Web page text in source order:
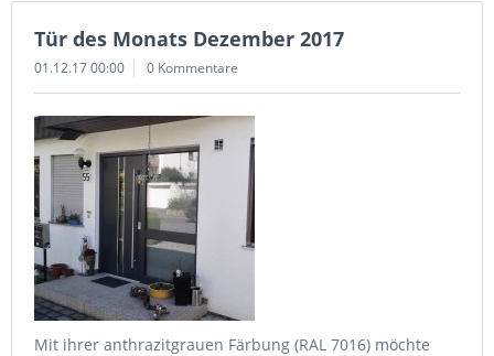
Tür des Monats Dezember 2017
01.12.17 00:00 0 Kommentare
Mit ihrer anthrazitgrauen Färbung (RAL 7016) möchte